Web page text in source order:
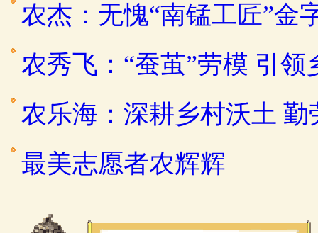
农杰：无愧“南锰工匠”金
农秀飞：“蚕茧”劳模 引
农乐海：深耕乡村沃土
最美志愿者农辉辉